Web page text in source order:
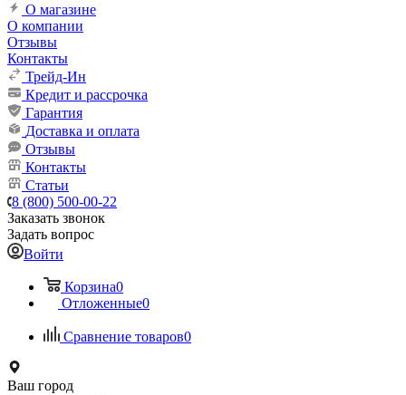
О магазине
О компании
Отзывы
Контакты
Трейд-Ин
Кредит и рассрочка
Гарантия
Доставка и оплата
Отзывы
Контакты
Статьи
8 (800) 500-00-22
Заказать звонок
Задать вопрос
Войти
Корзина0
Отложенные0
Сравнение товаров0
Ваш город